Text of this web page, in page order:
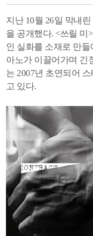
지난 10월 26일 막내
을 공개했다. <쓰릴 미
인 실화를 소재로 만들
아노가 이끌어가며 긴
는 2007년 초연되어
고 있다.